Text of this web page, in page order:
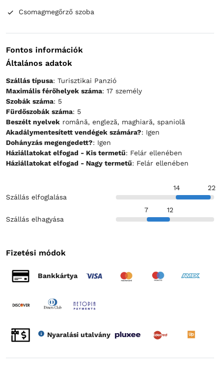
Csomagmegőrző szoba
Fontos információk
Általános adatok
Szállás típusa: Turisztikai Panzió
Maximális férőhelyek száma: 17 személy
Szobák száma: 5
Fürdőszobák száma: 5
Beszélt nyelvek română, engleză, maghiară, spaniolă
Akadálymentesített vendégek számára?
: Igen
Dohányzás megengedett?
: Igen
Háziállatokat elfogad - Kis termetű
: Felár ellenében
Háziállatokat elfogad - Nagy termetű
: Felár ellenében
Szállás elfoglalása
14 22
Szállás elhagyása
7 12
Fizetési módok
Bankkártya
Nyaralási utalvány